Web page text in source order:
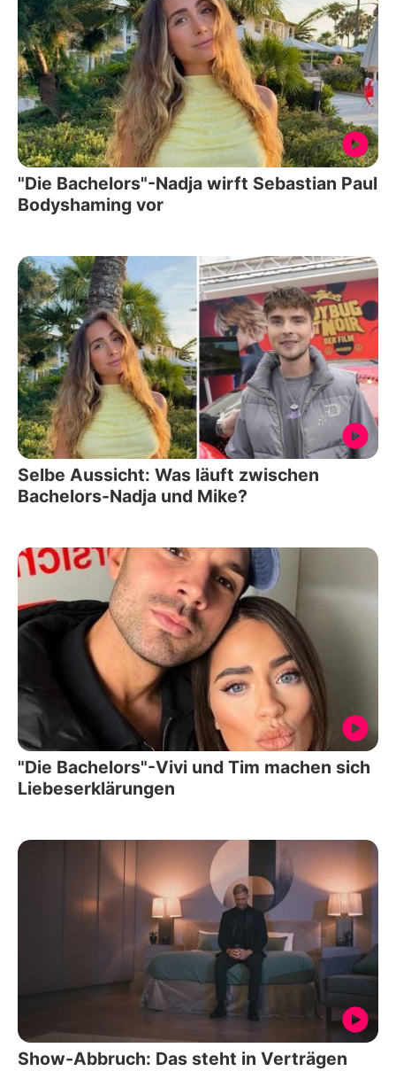
"Die Bachelors"-Nadja wirft Sebastian Paul
Bodyshaming vor
Selbe Aussicht: Was läuft zwischen
Bachelors-Nadja und Mike?
"Die Bachelors"-Vivi und Tim machen sich
Liebeserklärungen
Show-Abbruch: Das steht in Verträgen